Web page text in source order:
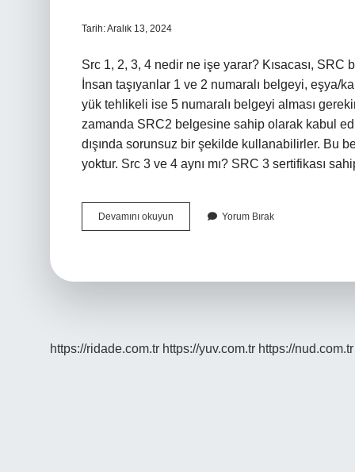
Tarih: Aralık 13, 2024
Src 1, 2, 3, 4 nedir ne işe yarar? Kısacası, SRC
İnsan taşıyanlar 1 ve 2 numaralı belgeyi, eşya/
yük tehlikeli ise 5 numaralı belgeyi alması
zamanda SRC2 belgesine sahip olarak kabul
dışında sorunsuz bir şekilde kullanabilirler. Bu
yoktur. Src 3 ve 4 aynı mı? SRC 3 sertifikası
Devamını okuyun
Taşımacılığı
Yorum Bırak
https://ridade.com.tr https://yuv.com.tr https://nud.com.tr